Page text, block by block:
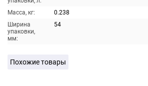
Масса, кг:
0.238
Ширина
упаковки,
мм:
54
Похожие товары